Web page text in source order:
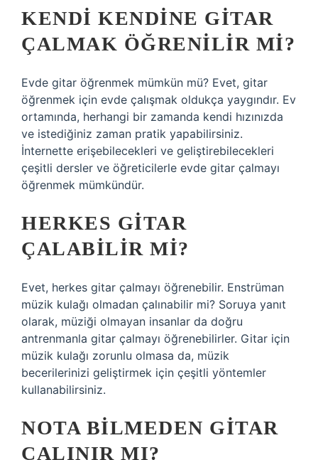
KENDI KENDINE GITAR
ÇALMAK ÖĞRENILIR MI?
Evde gitar öğrenmek mümkün mü? Evet, gitar
öğrenmek için evde çalışmak oldukça yaygındır. Ev
ortamında, herhangi bir zamanda kendi hızınızda
ve istediğiniz zaman pratik yapabilirsiniz.
İnternette erişebilecekleri ve geliştirebilecekleri
çeşitli dersler ve öğreticilerle evde gitar çalmayı
öğrenmek mümkündür.
HERKES GITAR
ÇALABILIR MI?
Evet, herkes gitar çalmayı öğrenebilir. Enstrüman
müzik kulağı olmadan çalınabilir mi? Soruya yanıt
olarak, müziği olmayan insanlar da doğru
antrenmanla gitar çalmayı öğrenebilirler. Gitar için
müzik kulağı zorunlu olmasa da, müzik
becerilerinizi geliştirmek için çeşitli yöntemler
kullanabilirsiniz.
NOTA BILMEDEN GITAR
ÇALINIR MI?